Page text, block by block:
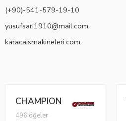
(+90)-541-579-19-10
yusufsari1910@mail.com
karacaismakineleri.com
CHAMPION
496 öğeler